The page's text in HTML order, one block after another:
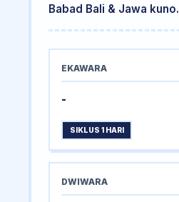
Babad Bali & Jawa kuno.
EKAWARA
-
SIKLUS 1 HARI
DWIWARA